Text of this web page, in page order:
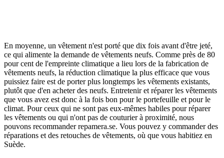
En moyenne, un vêtement n'est porté que dix fois avant d'être jeté,
ce qui alimente la demande de vêtements neufs. Comme près de 80
pour cent de l'empreinte climatique a lieu lors de la fabrication de
vêtements neufs, la réduction climatique la plus efficace que vous
puissiez faire est de porter plus longtemps les vêtements existants,
plutôt que d'en acheter des neufs. Entretenir et réparer les vêtements
que vous avez est donc à la fois bon pour le portefeuille et pour le
climat. Pour ceux qui ne sont pas eux-mêmes habiles pour réparer
les vêtements ou qui n'ont pas de couturier à proximité, nous
pouvons recommander repamera.se. Vous pouvez y commander des
réparations et des retouches de vêtements, où que vous habitiez en
Suède.